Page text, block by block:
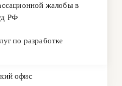
жалобы в
РФ
по разработке
офис